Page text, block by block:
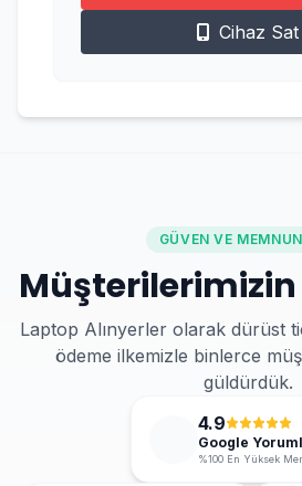
Cihaz Sat
GÜVEN VE
Müşterilerimizin
Laptop Alınyerler olarak dürüst
ödeme ilkemizle binlerce
güldürdük.
4.9
Google
%100 En Yüksek